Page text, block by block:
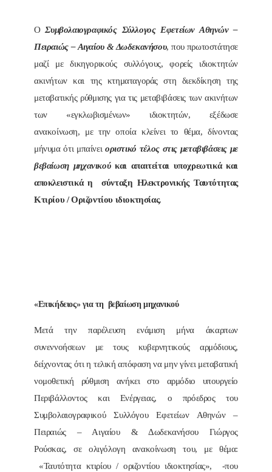
ΟΣυμβολαιογραφικός Σύλλογος Εφετείων Αθηνών –
Πειραιώς – Αιγαίου & Δωδεκανήσου, που πρωτοστάτησε
μαζί με δικηγορικούς συλλόγους, φορείς ιδιοκτητών
ακινήτων και της κτηματαγοράς στη διεκδίκηση της
μεταβατικής ρύθμισης για τις μεταβιβάσεις των ακινήτων
των «εγκλωβισμένων» ιδιοκτητών, εξέδωσε
ανακοίνωση, με την οποία κλείνει το θέμα, δίνοντας
μήνυμα ότι μπαίνειοριστικό τέλος στις μεταβιβάσεις με
βεβαίωση μηχανικούκαι απαιτείται υποχρεωτικά και
αποκλειστικά η σύνταξη Ηλεκτρονικής Ταυτότητας
Κτιρίου / Οριζοντίου ιδιοκτησίας.
«Επικήδειος» για τη βεβαίωση μηχανικού
Μετά την παρέλευση ενάμιση μήνα άκαρπων
συνεννοήσεων με τους κυβερνητικούς αρμόδιους,
δείχνοντας ότι η τελική απόφαση να μην γίνει μεταβατική
νομοθετική ρύθμιση ανήκει στο αρμόδιο υπουργείο
Περιβάλλοντος και Ενέργειας, ο πρόεδρος του
Συμβολαιογραφικού Συλλόγου Εφετείων Αθηνών –
Πειραιώς – Αιγαίου & Δωδεκανήσου Γιώργος
Ρούσκας, σε ολιγόλογη ανακοίνωση του, με θέμα:
«Ταυτότητα κτιρίου / οριζοντίου ιδιοκτησίας», -που